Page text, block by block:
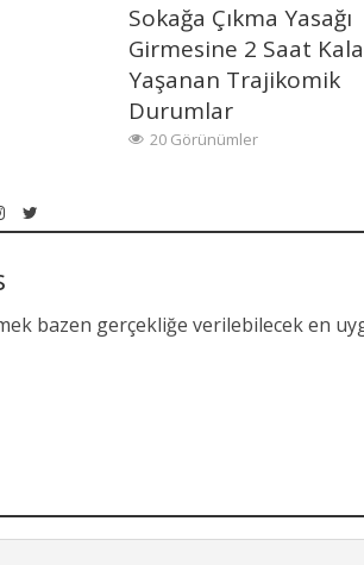
Sokağa Çıkma Yasağı
Girmesine 2 Saat Kala
Yaşanan Trajikomik
Durumlar
20 Görünümler
bazen gerçekliğe verilebilecek en